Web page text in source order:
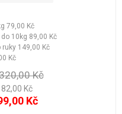
79,00 Kč
10kg 89,00 Kč
ruky 149,00 Kč
Kč
Kč
Kč
Kč